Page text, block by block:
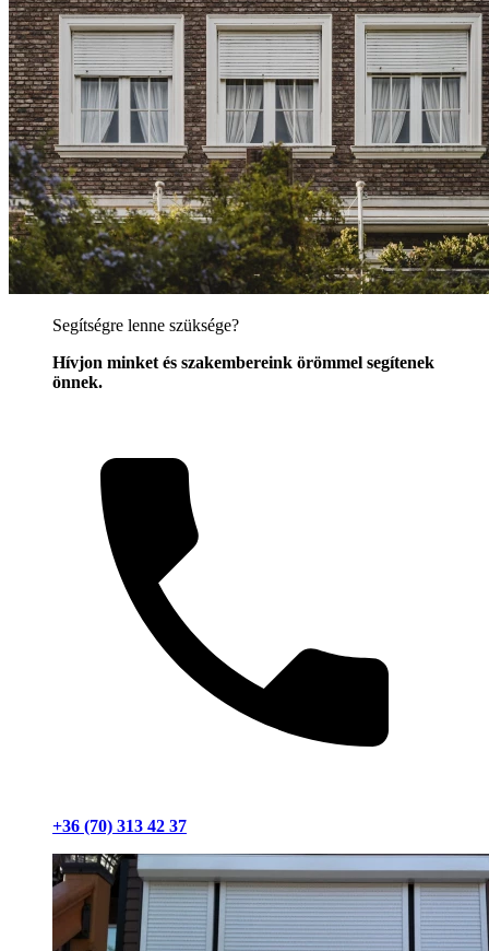
Segítségre lenne szüksége?
Hívjon minket és szakembereink örömmel segítenek
önnek.
+36 (70) 313 42 37